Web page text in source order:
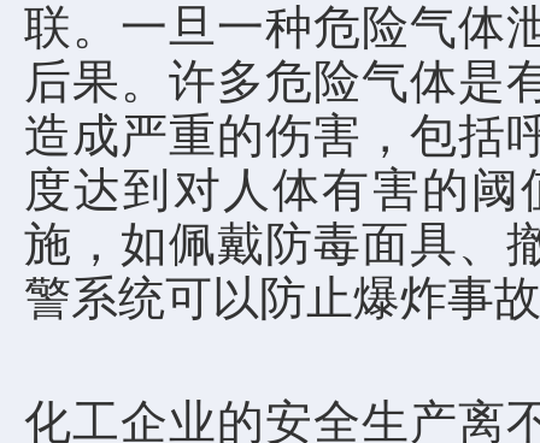
联。一旦一种危险气体
后果。许多危险气体是
造成严重的伤害，包括
度达到对人体有害的
施，如佩戴防毒面具、
警系统可以防止爆炸事
化工企业的安全生产离